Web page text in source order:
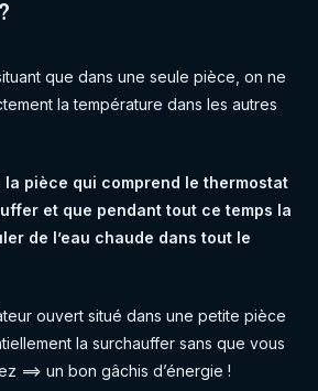
que dans une seule pièce, on ne
la température dans les autres
pièce qui comprend le thermostat
et que pendant tout ce temps la
de l’eau chaude dans tout le
ouvert situé dans une petite pièce
la surchauffer sans que vous
==> un bon gâchis d’énergie !